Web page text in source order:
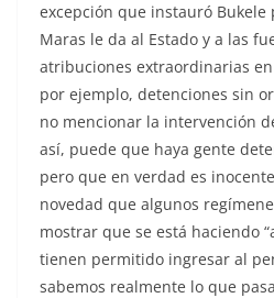
excepción que instauró Bukele
Maras le da al Estado y a las
atribuciones extraordinarias
por ejemplo, detenciones sin
no mencionar la intervención
así, puede que haya gente
pero que en verdad es
novedad que algunos
mostrar que se está haciendo
tienen permitido ingresar al
sabemos realmente lo que